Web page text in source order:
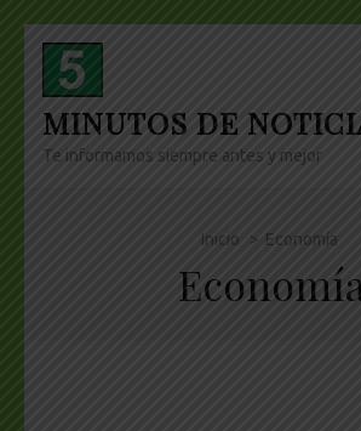
Skip
content
(Press
Enter)
MINUTOS DE
Te informamos siempre antes y mejor
Inicio > Economía